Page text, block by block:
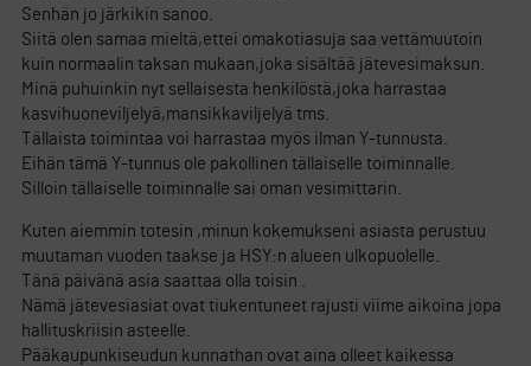
Senhän jo järkikin sanoo.
Siitä olen samaa mieltä,ettei omakotiasuja saa vettämuutoin
kuin normaalin taksan mukaan,joka sisältää jätevesimaksun.
Minä puhuinkin nyt sellaisesta henkilöstä,joka harrastaa
kasvihuoneviljelyä,mansikkaviljelyä tms.
Tällaista toimintaa voi harrastaa myös ilman Y-tunnusta.
Eihän tämä Y-tunnus ole pakollinen tällaiselle toiminnalle.
Silloin tällaiselle toiminnalle sai oman vesimittarin.
Kuten aiemmin totesin ,minun kokemukseni asiasta perustuu
muutaman vuoden taakse ja HSY:n alueen ulkopuolelle.
Tänä päivänä asia saattaa olla toisin .
Nämä jätevesiasiat ovat tiukentuneet rajusti viime aikoina jopa
hallituskriisin asteelle.
Pääkaupunkiseudun kunnathan ovat aina olleet kaikessa